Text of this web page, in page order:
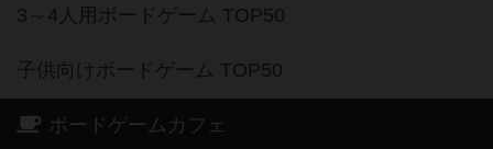
3～4人用ボードゲーム TOP50
子供向けボードゲーム TOP50
ボードゲームカフェ